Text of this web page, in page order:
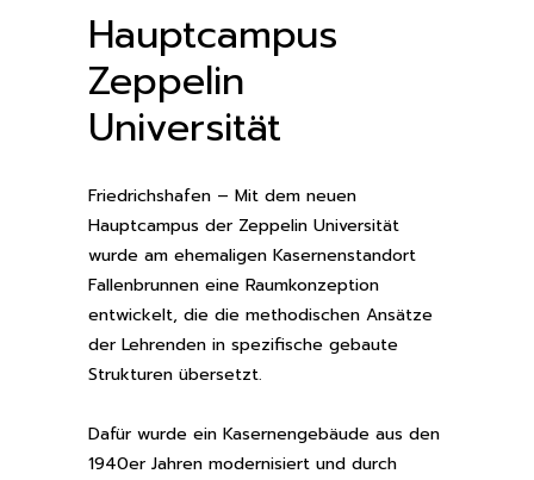
Hauptcampus
Zeppelin
Universität
Friedrichshafen – Mit dem neuen
Hauptcampus der Zeppelin Universität
wurde am ehemaligen Kasernenstandort
Fallenbrunnen eine Raumkonzeption
entwickelt, die die methodischen Ansätze
der Lehrenden in spezifische gebaute
Strukturen übersetzt.
Dafür wurde ein Kasernengebäude aus den
1940er Jahren modernisiert und durch